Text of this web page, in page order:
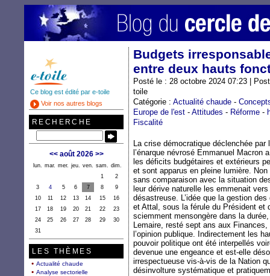
Budgets
entre deux hauts
Posté le : 28 octobre 2024 07:23 |
toile
Catégorie : Actualité chaude -
Europe de l'est - Attitudes - Réforme -
Fiscalité
La crise démocratique déclenchée
l’énarque névrosé Emmanuel Macron
les déficits budgétaires et extérieurs
et sont apparus en pleine lumière.
sans comparaison avec la situation
leur dérive naturelle les emmenait
désastreuse. L’idée que la gestion
et Attal, sous la férule du Président et
sciemment mensongère dans la
Lemaire, resté sept ans aux
l’opinion publique. Indirectement les
pouvoir politique ont été interpellés
devenue une engeance et est-elle
irrespectueuse vis-à-vis de la Nation
désinvolture systématique et
Ce blog est édité par e-toile
Voir nos autres blogs
RECHERCHE
<< août 2026 >>
lun. mar. mer. jeu. ven. sam.
dim.
1
2
3
4 5 6 7 8
9
10
11 12 13 14 15
16
17
18 19 20 21 22
23
24
25 26 27 28 29
30
31
LES THÈMES
Actualité chaude
Analyse sectorielle